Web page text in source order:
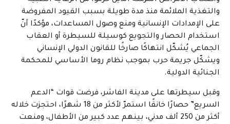
والتغذية الملائمة منذ مدة طويلة بسبب القيود المفروضة
على الإمدادات الإنسانية ومنع وصول المساعدات، مؤكدًا أنّ
استخدام الحصار والتجويع كوسيلة للسيطرة أو العقاب
الجماعي يُشكّل انتهاكًا صارخًا للقانون الدولي الإنساني
ويشكّل جريمة حرب بموجب نظام روما الأساسي للمحكمة
الجنائية الدولية.
وقبل سيطرتها على مدينة الفاشر، فرضت قوات “الدعم
السريع” حصارًا خانقًا استمرّ لأكثر من 18 شهرًا، احتجزت خلاله
أكثر من 250 ألف مدني، بينهم عدد كبير من الأطفال، ومنعت